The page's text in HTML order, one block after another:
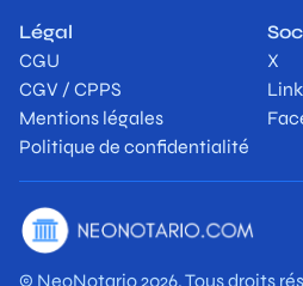
Légal
CGU
CGV / CPPS
Mentions légales
Politique de confidentialité
X
© NeoNotario 2026. Tous droits